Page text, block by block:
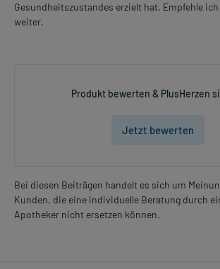
Gesundheitszustandes erzielt hat. Empfehle
weiter.
Produkt bewerten & PlusHerzen
Jetzt bewerten
Bei diesen Beiträgen handelt es sich um
Kunden, die eine individuelle Beratung durch
Apotheker nicht ersetzen können.